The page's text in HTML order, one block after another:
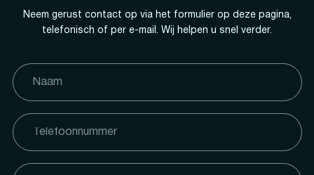
Neem gerust contact op via het formulier op deze pagina,
telefonisch of per e-mail. Wij helpen u snel verder.